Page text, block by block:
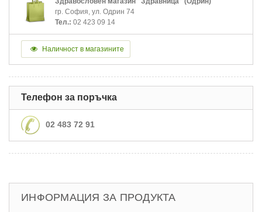
гр. София, ул. Одрин 74
Тел.: 02 423 09 14
Наличност в магазините
Телефон за поръчка
02 483 72 91
ИНФОРМАЦИЯ ЗА ПРОДУКТА